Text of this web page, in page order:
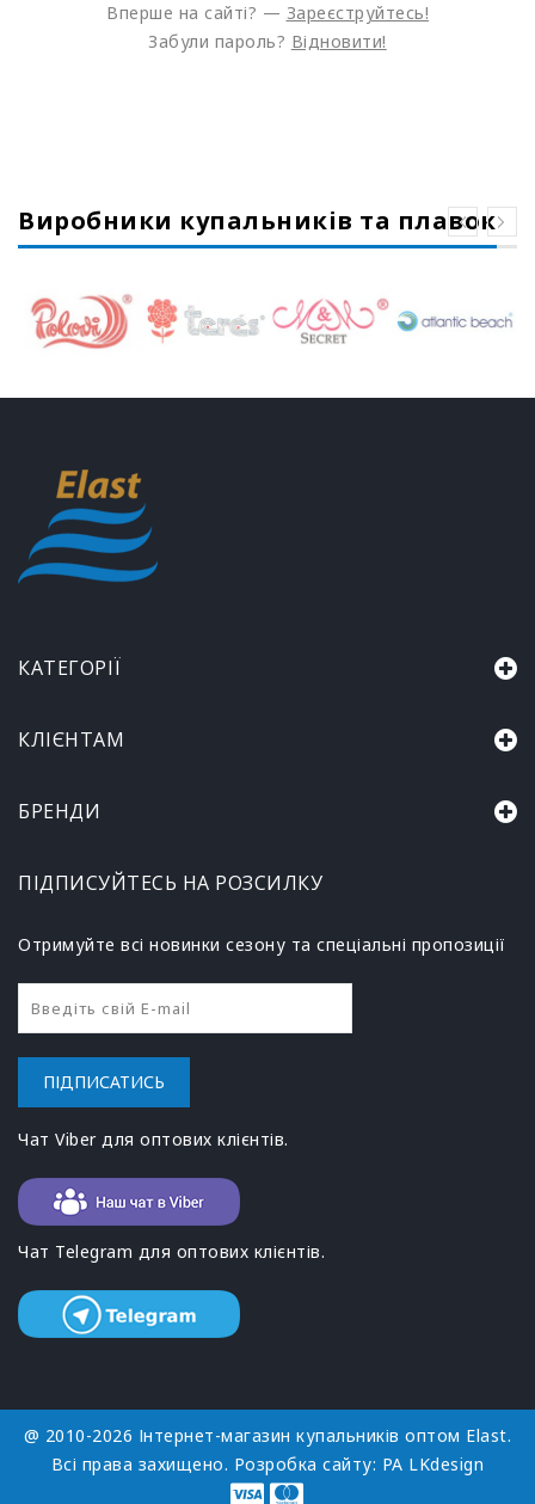
Вперше на сайті? — Зареєструйтесь!
Забули пароль? Відновити!
Виробники купальників та плавок
КАТЕГОРІЇ
КЛІЄНТАМ
БРЕНДИ
ПІДПИСУЙТЕСЬ НА РОЗСИЛКУ
Отримуйте всі новинки сезону та спеціальні пропозиції
ПІДПИСАТИСЬ
Чат Viber для оптових клієнтів.
Чат Telegram для оптових клієнтів.
@ 2010-2026 Інтернет-магазин купальників оптом Elast.
Всі права захищено. Розробка сайту: РА LKdesign